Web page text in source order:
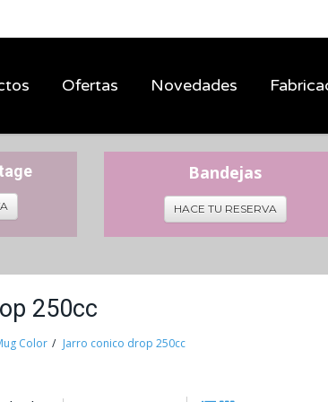
Ofertas Novedades
Bandejas
HACE TU RESERVA
250cc
Color Jarro conico drop 250cc